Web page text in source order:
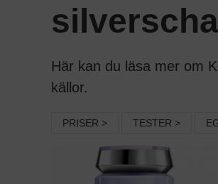
Här kan du läsa mer om
källor.
PRISER > TESTER >